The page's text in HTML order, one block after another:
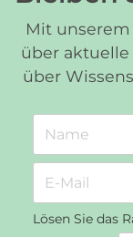
Mit
über aktuelle
über
Lösen Sie das